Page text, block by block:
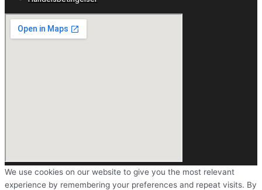
We use cookies on our website to give you the most relevant
experience by remembering your preferences and repeat visits. By